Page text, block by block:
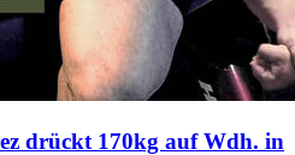
drückt 170kg auf Wdh. in